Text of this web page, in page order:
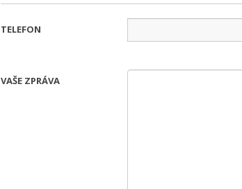
TELEFON
VAŠE ZPRÁVA